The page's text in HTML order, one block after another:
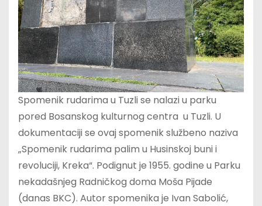
Spomenik rudarima u Tuzli se nalazi u parku
pored Bosanskog kulturnog centra u Tuzli. U
dokumentaciji se ovaj spomenik službeno naziva
„Spomenik rudarima palim u Husinskoj buni i
revoluciji, Kreka“. Podignut je 1955. godine u Parku
nekadašnjeg Radničkog doma Moša Pijade
(danas BKC). Autor spomenika je Ivan Sabolić,